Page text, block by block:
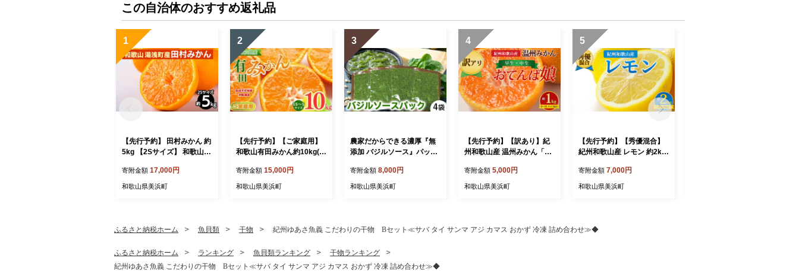
この自治体のおすすめ返礼品
1
【先行予約】 田村みかん 約
5kg 【2Sサイズ】 和歌山県
寄附金額 17,000円
和歌山県美浜町
2
【先行予約】【ご家庭用】
和歌山有田みかん約10kg(S
寄附金額 15,000円
和歌山県美浜町
3
農家だからできる濃厚『無
添加 バジルソース』パック
寄附金額 8,000円
和歌山県美浜町
4
【先行予約】【訳あり】紀
州和歌山産 温州みかん「お
み）S～2L サイズ混合（早
生・中生）
寄附金額 5,000円
和歌山県美浜町
5
【先行予約】【秀優混合】
紀州和歌山産 レモン 約2kg
寄附金額 7,000円
和歌山県美浜町
ふるさと納税ホーム 魚貝類 干物 紀州ゆあさ魚義 こだわりの干物 Bセット≪サバ タイ サンマ アジ カマス おかず 冷凍 詰め合わせ≫◆
ふるさと納税ホーム ランキング 魚貝類ランキング
干物ランキング
紀州ゆあさ魚義 こだわりの干物 Bセット≪サバ タイ サンマ アジ カマス おかず 冷凍 詰め合わせ≫◆